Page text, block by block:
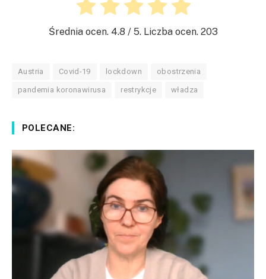
Średnia ocen. 4.8 / 5. Liczba ocen. 203
Austria Covid-19 lockdown obostrzenia
pandemia koronawirusa restrykcje władza
POLECANE: